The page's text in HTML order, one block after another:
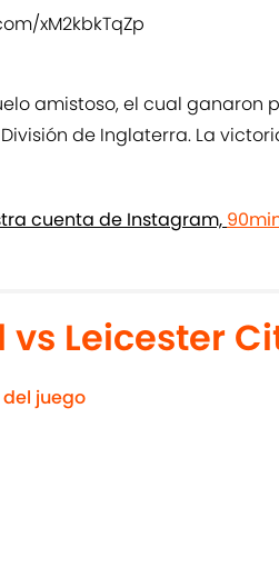
xM2kbkTqZp
amistoso, el cual ganaron
de Inglaterra. La
cuenta de Instagram,
Leicester
juego